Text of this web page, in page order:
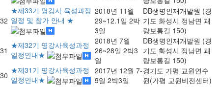
32
★제33기 명강사 육성과정
일정 및 참가 안내 ★
2018년 11월
29~12.1일 2박
3일
DB생명인재개발원 (경
기도 화성시 정남면 괘
량보통길 150)
31
★제32기 명강사육성과정
일정안내★
2018년 7월
26~28일 2박3
일
DB생명인재개발원 (경
기도 화성시 정남면 괘
량보통길 150)
30
★제31기 명강사육성과정
일정안내★
2017년 12월 7-
9일 2박3일
경기도 가평 교원연수
원(가평 교원비전센터)